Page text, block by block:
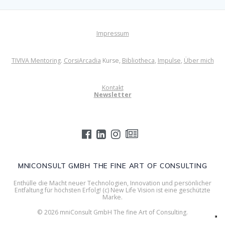
MNICONSULT GMBH THE FINE ART OF CONSULTING
Enthülle die Macht neuer Technologien, Innovation und persönlicher
Entfaltung für höchsten Erfolg! (c) New Life Vision ist eine geschützte
Marke.
© 2026 mniConsult GmbH The fine Art of Consulting.
Impressum
TIVIVA Mentoring. CorsiArcadia Kurse, Bibliotheca, Impulse, Über mich
Kontakt
Newsletter